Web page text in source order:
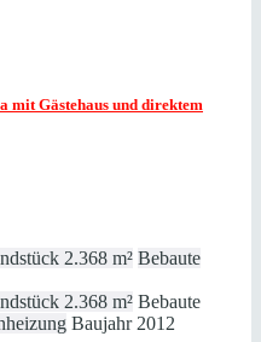
Gästehaus und direktem
2.368 m² Bebaute
2.368 m² Bebaute
Baujahr 2012